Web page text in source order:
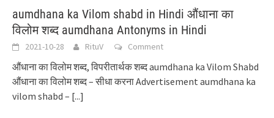
aumdhana ka Vilom shabd in Hindi औंधाना का
विलोम शब्द aumdhana Antonyms in Hindi
2021-10-28 RituV Comment
औंधाना का विलोम शब्द, विपरीतार्थक शब्द aumdhana ka Vilom Shabd
औंधाना का विलोम शब्द – सीधा करना Advertisement aumdhana ka
vilom shabd – [...]